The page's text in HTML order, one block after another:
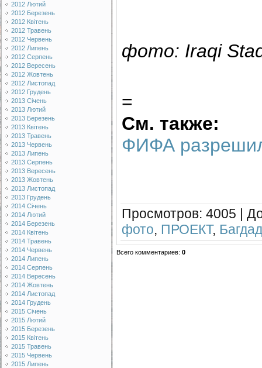
2012 Лютий
2012 Березень
2012 Квітень
2012 Травень
2012 Червень
2012 Липень
2012 Серпень
2012 Вересень
2012 Жовтень
2012 Листопад
2012 Грудень
2013 Січень
2013 Лютий
2013 Березень
2013 Квітень
2013 Травень
2013 Червень
2013 Липень
2013 Серпень
2013 Вересень
2013 Жовтень
2013 Листопад
2013 Грудень
2014 Січень
2014 Лютий
2014 Березень
2014 Квітень
2014 Травень
2014 Червень
2014 Липень
2014 Серпень
2014 Вересень
2014 Жовтень
2014 Листопад
2014 Грудень
2015 Січень
2015 Лютий
2015 Березень
2015 Квітень
2015 Травень
2015 Червень
2015 Липень
фото: Iraqi
=
См. также:
ФИФА
Просмотров: 4005 |
фото, ПРОЕКТ, Багдад
Всего комментариев: 0